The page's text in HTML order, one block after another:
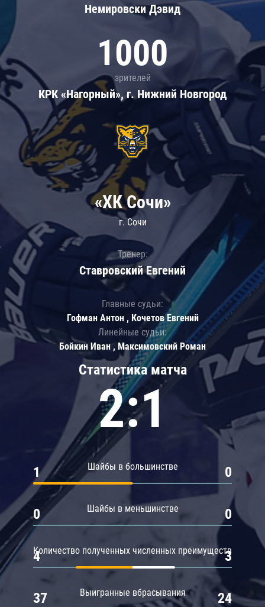
Немировски Дэвид
1000
зрителей
КРК «Нагорный», г. Нижний Новгород
Статистика матча
2:1
Шайбы в большинстве
1 0
Шайбы в меньшинстве
0 0
Количество полученных численных преимуществ
4 3
Выигранные вбрасывания
37 24
«ХК Сочи»
г. Сочи
Тренер:
Ставровский Евгений
Главные судьи:
Гофман Антон , Кочетов Евгений
Линейные судьи:
Бойкин Иван , Максимовский Роман